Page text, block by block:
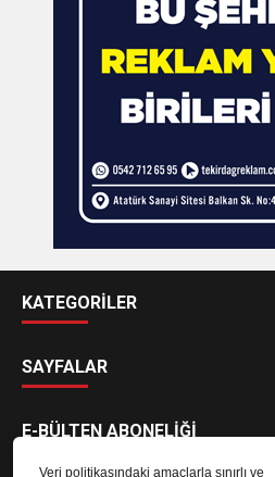
Veri politikasındaki amaçlarla sınırlı ve
KATEGORİLER
SAYFALAR
E-BÜLTEN ABONELİĞİ